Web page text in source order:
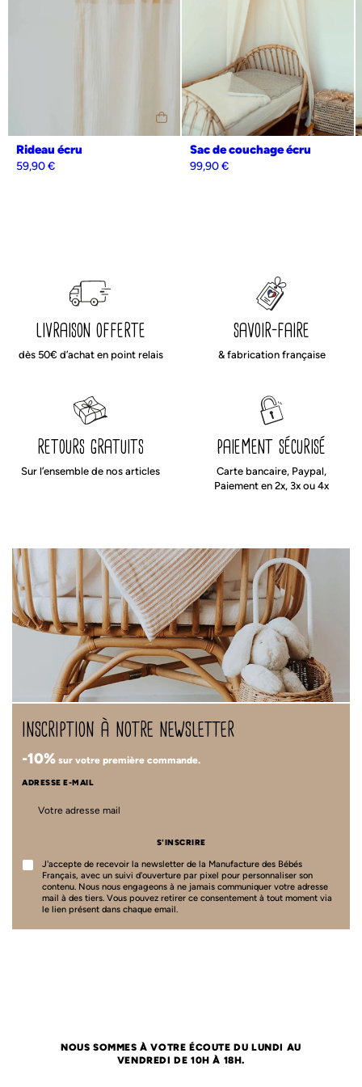
personnalisable
Notre tapis de jeux servira également parfaitement
matières garanties
sans substance nocive ou irritante, il conviendra parfaitement à
la peau sensible des nouveau-nés et sera respectueux de sa santé et
Cadeau de naissance idéal,ce tapis de jeux peut être
personnalisé avec le prénom de bébé ou avec un petit mot
d’amour de votre choix
L’équipe de la manufacture vous chouchoute et apporte un soin
Rideau écru
59,90€
Personnalisation Oui
Sac de couchage écru
99,90€
livraison offerte
dès 50€ d’achat en point relais
savoir-faire
& fabrication française
retours gratuits
Sur l’ensemble de nos articles
paiement sécurisé
Carte bancaire, Paypal,
Paiement en 2x, 3x ou 4x
inscription à notre newsletter
-10% sur votre première commande.
ADRESSE E-MAIL
S'INSCRIRE
J'accepte de recevoir la newsletter de la Manufacture des Bébés
Français, avec un suivi d'ouverture par pixel pour personnaliser son
contenu. Nous nous engageons à ne jamais communiquer votre adresse
mail à des tiers. Vous pouvez retirer ce consentement à tout moment via
le lien présent dans chaque email.
NOUS SOMMES À VOTRE ÉCOUTE DU LUNDI AU
VENDREDI DE 10H À 18H.